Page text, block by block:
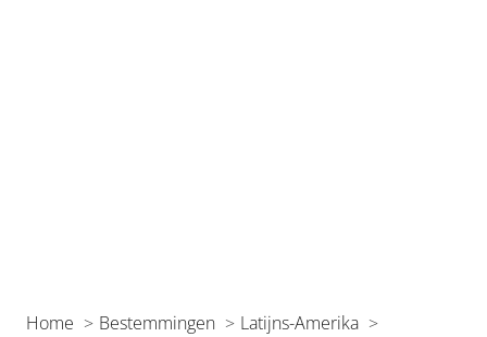
Home Bestemmingen
Latijns-Amerika